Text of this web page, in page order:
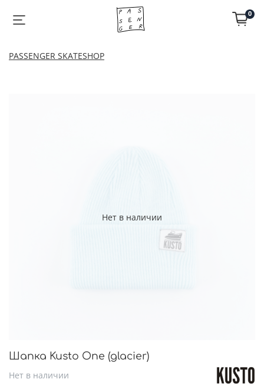
0
PASSENGER SKATESHOP
Нет в наличии
Шапка Kusto One (glacier)
Нет в наличии